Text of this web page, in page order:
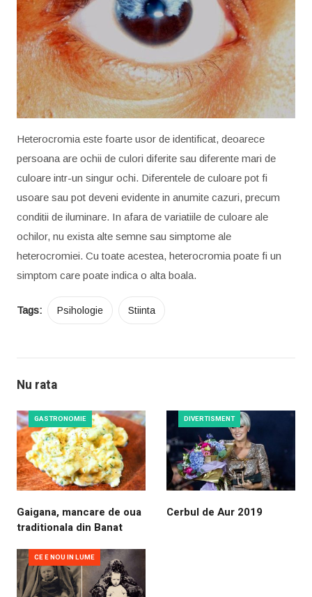
Heterocromia este foarte usor de identificat, deoarece
persoana are ochii de culori diferite sau diferente mari de
culoare intr-un singur ochi. Diferentele de culoare pot fi
usoare sau pot deveni evidente in anumite cazuri, precum
conditii de iluminare. In afara de variatiile de culoare ale
ochilor, nu exista alte semne sau simptome ale
heterocromiei. Cu toate acestea, heterocromia poate fi un
simptom care poate indica o alta boala.
Tags: Psihologie Stiinta
Nu rata
GASTRONOMIE
Gaigana, mancare de oua
traditionala din Banat
DIVERTISMENT
Cerbul de Aur 2019
CE E NOU IN LUME